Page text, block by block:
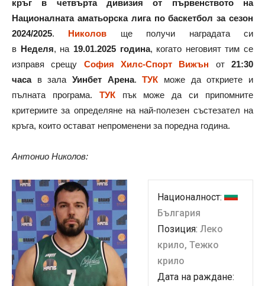
кръг в четвърта дивизия от първенството на
Националната аматьорска лига по баскетбол за сезон
2024/2025. Николов
ще получи наградата си
в Неделя, на 19.01.2025 година, когато неговият тим се
изправя срещу София Хилс-Спорт Вижън от21:30
часав зала Уинбет Арена.ТУК може да откриете и
пълната програма. ТУКпък може да си припомните
критериите за определяне на най-полезен състезател на
кръга, които остават непроменени за поредна година.
Антонио Николов:
Националност:
България
Позиция: Леко
крило, Тежко
крило
Дата на раждане: